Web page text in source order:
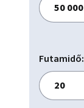
Általános iskola
Élelmiszerüzletek
Védőnői szolgálat
Gyógyszertár
A belváros,
Futamidő: